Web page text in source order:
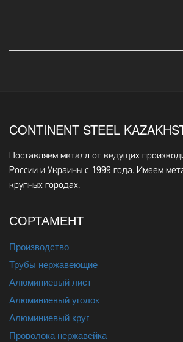
CONTINENT STEEL
Поставляем металл от ведущих
России и Украины с 1999 года. Имеем
крупных городах.
СОРТАМЕНТ
Производство
Трубы нержавеющие
Алюминиевый лист
Алюминиевый уголок
Алюминиевый круг
Проволока нержавейка